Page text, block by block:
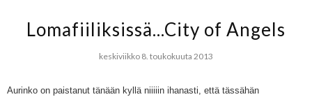
Lomafiiliksissä...City of Angels
keskiviikko 8. toukokuuta 2013
Aurinko on paistanut tänään kyllä niiiiin ihanasti, että tässähän